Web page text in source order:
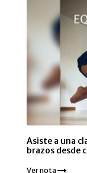
Asiste a una
brazos desde
Ver nota